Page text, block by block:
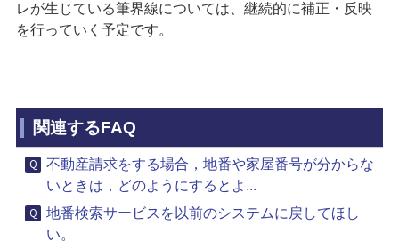
レが生じている筆界線については、継続的に補正・反映
を行っていく予定です。
関連するFAQ
不動産請求をする場合，地番や家屋番号が分からな
いときは，どのようにするとよ...
地番検索サービスを以前のシステムに戻してほし
い。